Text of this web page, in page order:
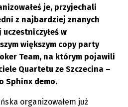
je, przyjechali
z najbardziej znanych
w
większym copy party
Team, na którym pojawili
Quartetu ze Szczecina –
Sphinx demo.
organizowałem już